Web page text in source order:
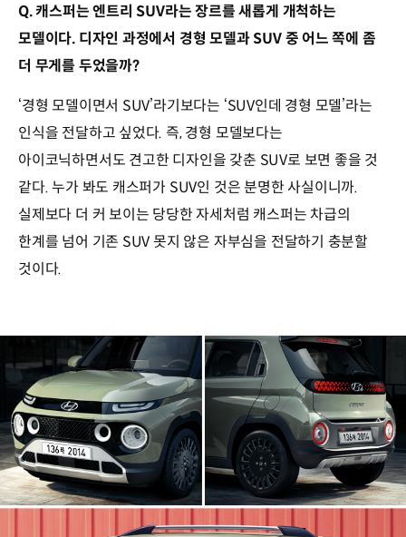
Q. 캐스퍼는 엔트리 SUV라는 장르를 새롭게 개척하는
모델이다. 디자인 과정에서 경형 모델과 SUV 중 어느 쪽에 좀
더 무게를 두었을까?
‘경형 모델이면서 SUV’라기보다는 ‘SUV인데 경형 모델’라는
인식을 전달하고 싶었다. 즉, 경형 모델보다는
아이코닉하면서도 견고한 디자인을 갖춘 SUV로 보면 좋을 것
같다. 누가 봐도 캐스퍼가 SUV인 것은 분명한 사실이니까.
실제보다 더 커 보이는 당당한 자세처럼 캐스퍼는 차급의
한계를 넘어 기존 SUV 못지 않은 자부심을 전달하기 충분할
것이다.